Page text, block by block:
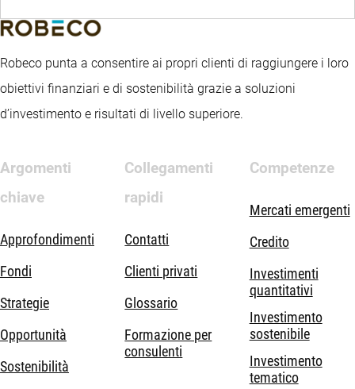
Robeco punta a consentire ai propri clienti di raggiungere i loro
obiettivi finanziari e di sostenibilità grazie a soluzioni
d’investimento e risultati di livello superiore.
Argomenti
chiave
Approfondimenti
Fondi
Strategie
Opportunità
Sostenibilità
Collegamenti
rapidi
Contatti
Clienti privati
Glossario
Formazione per
consulenti
Competenze
Mercati emergenti
Credito
Investimenti
quantitativi
Investimento
sostenibile
Investimento
tematico